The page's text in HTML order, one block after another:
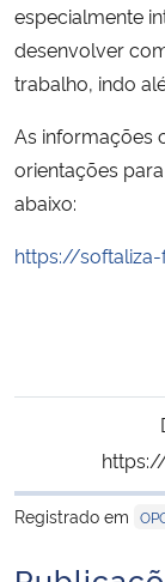
Controladoria-Geral
Ministério da Mulher,
Secretaria-Geral
Secretaria de Governo
Banco Central do Brasil
especialmente
desenvolver
trabalho, indo
As informações
orientações
abaixo:
https://softaliza-
Registrado em